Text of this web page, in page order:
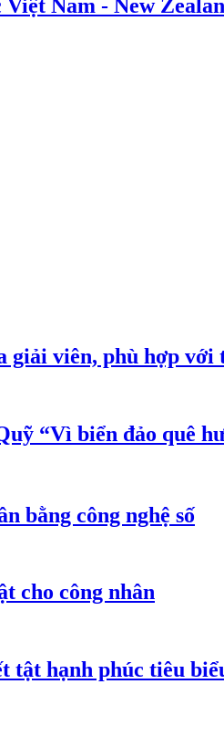
Nam - New
giải viên, phù hợp với
“Vì biển đảo quê
bằng công nghệ số
cho công nhân
tật hạnh phúc tiêu